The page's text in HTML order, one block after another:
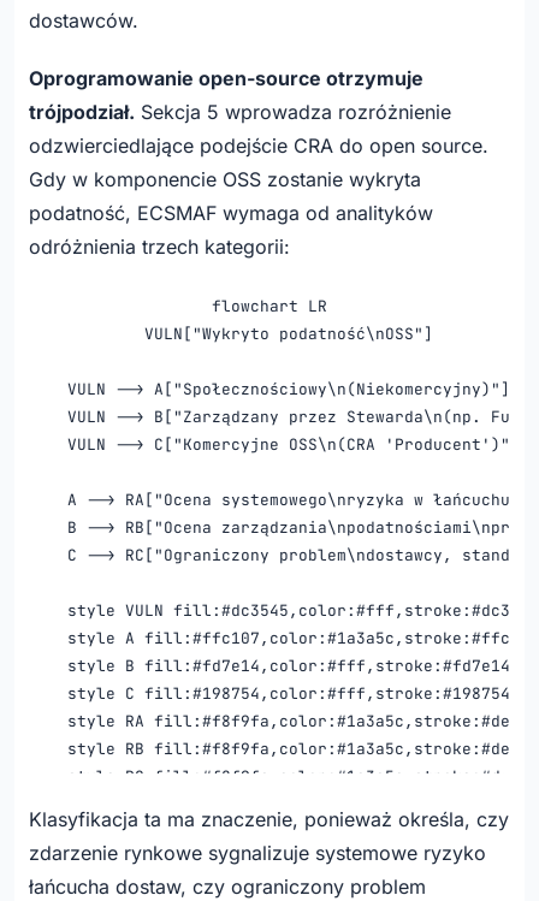
dostawców.
Oprogramowanie open-source otrzymuje
trójpodział. Sekcja 5 wprowadza rozróżnienie
odzwierciedlające podejście CRA do open source.
Gdy w komponencie OSS zostanie wykryta
podatność, ECSMAF wymaga od analityków
odróżnienia trzech kategorii:
flowchart LR
    VULN["Wykryto podatność\nOSS"]
    VULN --> A["Społecznościowy\n(Niekomercyjny)"]
VULN --> B["Zarządzany przez Stewarda\n(np.
    VULN --> C["Komercyjne OSS\n(CRA 'Producent')"]
A --> RA["Ocena systemowego\nryzyka w
B --> RB["Ocena
C --> RC["Ograniczony problem\ndostawcy,
    style VULN fill:#dc3545,color:#fff,stroke:#dc3545
    style A fill:#ffc107,color:#1a3a5c,stroke:#ffc107
    style B fill:#fd7e14,color:#fff,stroke:#fd7e14
    style C fill:#198754,color:#fff,stroke:#198754
style RA
style RB
style RC
Klasyfikacja ta ma znaczenie, ponieważ określa, czy
zdarzenie rynkowe sygnalizuje systemowe ryzyko
łańcucha dostaw, czy ograniczony problem